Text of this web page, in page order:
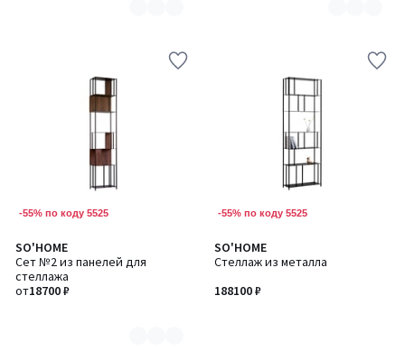
-55% по коду 5525
SO'HOME
Сет №2 из панелей для
стеллажа
от18700 ₽
Количество
цветов:
2
-55% по коду 5525
SO'HOME
Стеллаж из металла
188100 ₽